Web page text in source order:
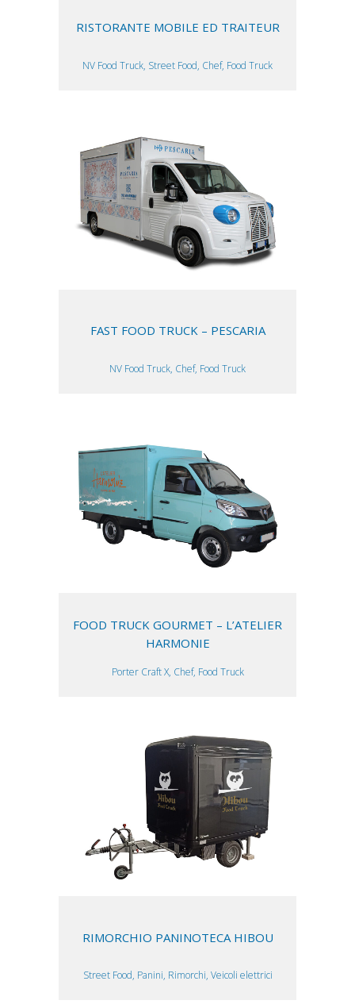
RISTORANTE MOBILE ED TRAITEUR
NV Food Truck, Street Food, Chef, Food Truck
FAST FOOD TRUCK – PESCARIA
NV Food Truck, Chef, Food Truck
FOOD TRUCK GOURMET – L’ATELIER
HARMONIE
Porter Craft X, Chef, Food Truck
RIMORCHIO PANINOTECA HIBOU
Street Food, Panini, Rimorchi, Veicoli elettrici